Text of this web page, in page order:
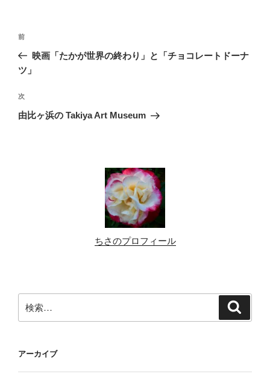
投
ナ
ゲ
ー
前
の
投
前
映画「たかが世界の終わり」と「チョコレートドーナ
ツ」
次
の
次
由比ヶ浜の Takiya Art Museum
ちさのプロフィール
索:
アーカイブ